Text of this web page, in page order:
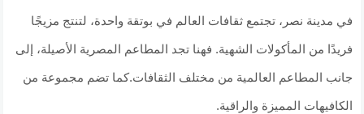
في مدينة نصر، تجتمع ثقافات العالم في بوتقة واحدة، لتنتج مزيجًا
فريدًا من المأكولات الشهية. فهنا تجد المطاعم المصرية الأصيلة، إلى
جانب المطاعم العالمية من مختلف الثقافات.كما تضم مجموعة من
الكافيهات المميزة والراقية.